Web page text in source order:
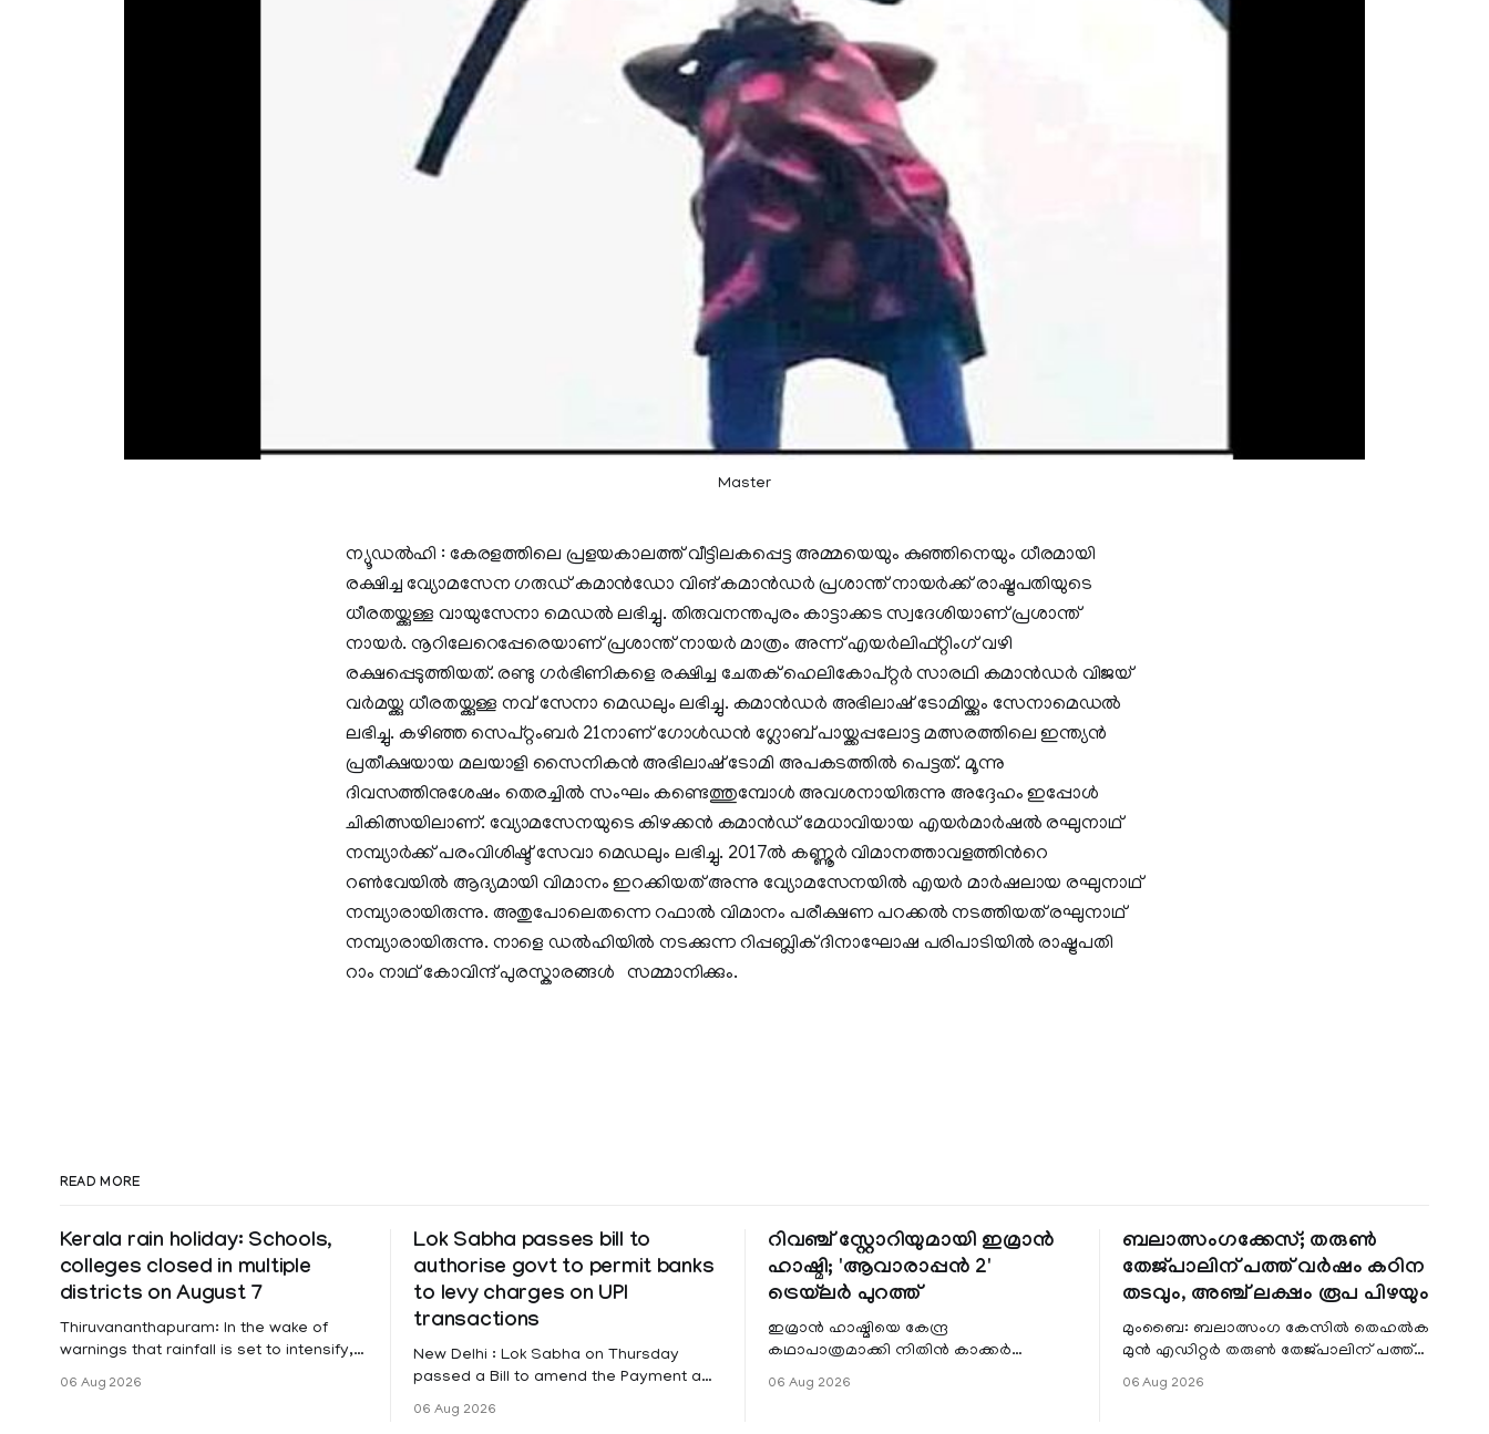
Master
ന്യൂഡൽഹി : കേരളത്തിലെ പ്രളയകാലത്ത് വീട്ടിലകപ്പെട്ട അമ്മയെയും കുഞ്ഞിനെയും ധീരമായി
രക്ഷിച്ച വ്യോമസേന ഗരുഡ് കമാൻഡോ വിങ് കമാൻഡർ പ്രശാന്ത് നായർക്ക് രാഷ്ട്രപതിയുടെ
ധീരതയ്ക്കുള്ള വായുസേനാ മെഡൽ ലഭിച്ചു. തിരുവനന്തപുരം കാട്ടാക്കട സ്വദേശിയാണ് പ്രശാന്ത്
നായർ. നൂറിലേറെപ്പേരെയാണ് പ്രശാന്ത് നായർ മാത്രം അന്ന് എയർലിഫ്റ്റിംഗ് വഴി
രക്ഷപ്പെടുത്തിയത്. രണ്ടു ഗർഭിണികളെ രക്ഷിച്ച ചേതക് ഹെലികോപ്റ്റർ സാരഥി കമാൻഡർ വിജയ്
വർമയ്ക്കു ധീരതയ്ക്കുള്ള നവ് സേനാ മെഡലും ലഭിച്ചു. കമാൻഡർ അഭിലാഷ് ടോമിയ്ക്കും സേനാമെഡൽ
ലഭിച്ചു. കഴിഞ്ഞ സെപ്റ്റംബര്‍ 21നാണ് ഗോള്‍ഡന്‍ ഗ്ലോബ് പായ്ക്കപ്പലോട്ട മത്സരത്തിലെ ഇന്ത്യന്‍
പ്രതീക്ഷയായ മലയാളി സൈനികന്‍ അഭിലാഷ് ടോമി അപകടത്തില്‍ പെട്ടത്. മൂന്നു
ദിവസത്തിനുശേഷം തെരച്ചില്‍ സംഘം കണ്ടെത്തുമ്പോള്‍ അവശനായിരുന്നു അദ്ദേഹം ഇപ്പോൾ
ചികിത്സയിലാണ്. വ്യോമസേനയുടെ കിഴക്കൻ കമാൻഡ് മേധാവിയായ എയർമാർഷൽ രഘുനാഥ്
നമ്പ്യാർക്ക് പരംവിശിഷ്ട് സേവാ മെഡലും ലഭിച്ചു. 2017ൽ കണ്ണൂർ വിമാനത്താവളത്തിന്‍റെ
റൺവേയിൽ ആദ്യമായി വിമാനം ഇറക്കിയത് അന്നു വ്യോമസേനയിൽ എയർ മാർഷലായ രഘുനാഥ്
നമ്പ്യാരായിരുന്നു. അതുപോലെതന്നെ റഫാൽ വിമാനം പരീക്ഷണ പറക്കൽ നടത്തിയത് രഘുനാഥ്
നമ്പ്യാരായിരുന്നു. നാളെ ഡൽഹിയിൽ നടക്കുന്ന റിപ്പബ്ലിക് ദിനാഘോഷ പരിപാടിയിൽ രാഷ്ട്രപതി
റാം നാഥ് കോവിന്ദ് പുരസ്കാരങ്ങൾ സമ്മാനിക്കും.
READ MORE
Kerala rain holiday: Schools,
colleges closed in multiple
districts on August 7
Thiruvananthapuram: In the wake of
warnings that rainfall is set to intensify,
Friday for educational institutions across
06 Aug 2026
Lok Sabha passes bill to
authorise govt to permit banks
to levy charges on UPI
transactions
New Delhi : Lok Sabha on Thursday
passed a Bill to amend the Payment and
authorises the government to permit
06 Aug 2026
റിവഞ്ച് സ്റ്റോറിയുമായി ഇമ്രാൻ
ഹാഷ്മി; 'ആവാരാപ്പൻ 2'
ട്രെയ്‌ലർ പുറത്ത്
ഇമ്രാൻ ഹാഷ്മിയെ കേന്ദ്ര
കഥാപാത്രമാക്കി നിതിൻ കാക്കർ
'ആവാരാപ്പൻ 2'. ഐഎംഡിബി പട്ടിക
06 Aug 2026
ബലാത്സംഗക്കേസ്; തരുൺ
തേജ്‌പാലിന് പത്ത് വർഷം കഠിന
തടവും, അഞ്ച് ലക്ഷം രൂപ പിഴയും
മുംബൈ: ബലാത്സംഗ കേസിൽ തെഹൽക
മുൻ എഡിറ്റർ തരുൺ തേജ്‌പാലിന് പത്ത്
പിഴയും. ബോംബെ ഹൈക്കോടതിയാണ്
06 Aug 2026